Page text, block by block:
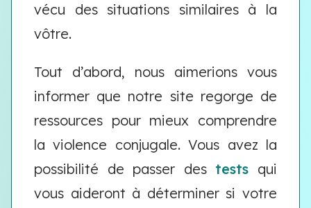
vécu des situations similaires à la
vôtre.
Tout d’abord, nous aimerions vous
informer que notre site regorge de
ressources pour mieux comprendre
la violence conjugale. Vous avez la
possibilité de passer des tests qui
vous aideront à déterminer si votre